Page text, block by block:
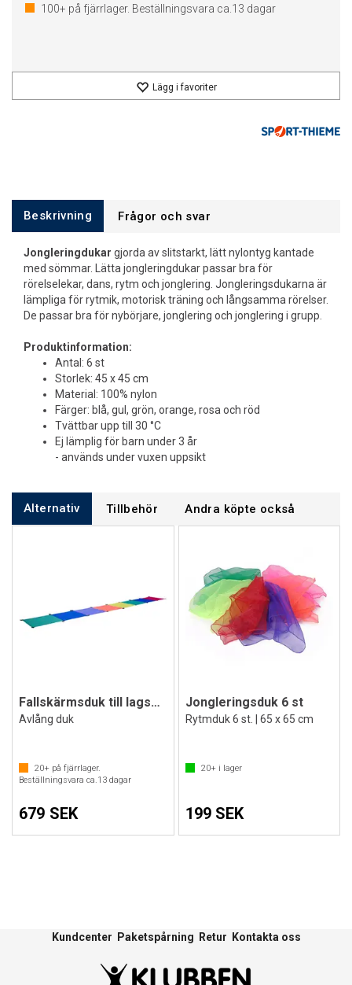
100+ på fjärrlager. Beställningsvara ca. 13 dagar
Lägg i favoriter
Beskrivning Frågor och svar
Jongleringdukar gjorda av slitstarkt, lätt nylontyg kantade
med sömmar. Lätta jongleringdukar passar bra för
rörelselekar, dans, rytm och jonglering. Jongleringsdukarna är
lämpliga för rytmik, motorisk träning och långsamma rörelser.
De passar bra för nybörjare, jonglering och jonglering i grupp.
Produktinformation:
Antal: 6 st
Storlek: 45 x 45 cm
Material: 100% nylon
Färger: blå, gul, grön, orange, rosa och röd
Tvättbar upp till 30 °C
Ej lämplig för barn under 3 år
- används under vuxen uppsikt
Alternativ Tillbehör Andra köpte också
Fallskärmsduk till lagspel
Avlång duk
20+ på fjärrlager.
Beställningsvara ca.13 dagar
679 SEK
Jongleringsduk 6 st
Rytmduk 6 st. | 65 x 65 cm
20+i lager
199 SEK
Kundcenter Paketspårning Retur Kontakta oss